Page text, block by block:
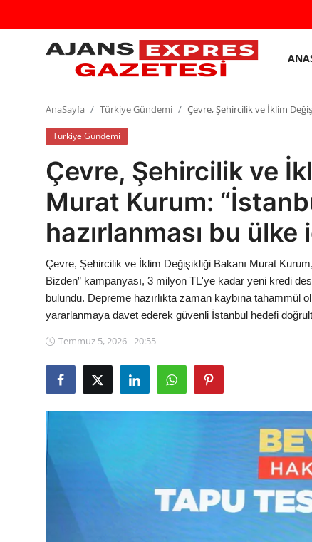
GİRİŞ
Kayıt
AnaSayfa
Eskişehir Siyaset
Siyaset
Türkiye Gündemi
Siber Güvenlik
Özel Haber
Teknoloji
AnaSayfa Türkiye Gündemi Çevre, Şehircilik ve İklim
Türkiye Gündemi
Çevre, Şehircilik ve
Murat Kurum:
hazırlanması bu
Çevre, Şehircilik ve İklim Değişikliği Bakanı Murat
Bizden” kampanyası, 3 milyon TL'ye kadar yeni kredi
bulundu. Depreme hazırlıkta zaman kaybına tahammül
yararlanmaya davet ederek güvenli İstanbul hedefi
Temmuz 5, 2026 - 20:55